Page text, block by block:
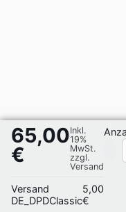
65,00
€
Inkl.
19%
MwSt.
zzgl.
Versand
Versand
DE_DPDClassic
5,00
€